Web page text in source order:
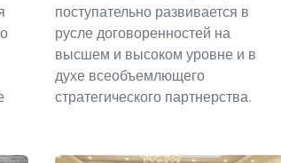
поступательно развивается в
русле договоренностей на
высшем и высоком уровне и в
духе всеобъемлющего
стратегического партнерства.